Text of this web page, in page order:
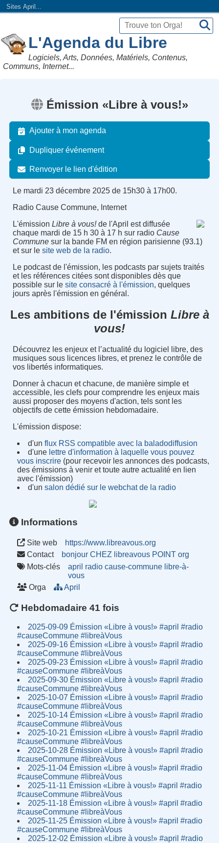
Sites April...
L'Agenda du Libre
Logiciels, Arts, Données, Matériels, Contenus,
Communs, Internet...
Émission «Libre à vous!»
Ajouter à mon agenda
Dupliquer événement
Renvoyer le lien d'édition
Le mardi 23 décembre 2025 de 15h30 à 17h00.
Radio Cause Commune, Internet
L'émission Libre à vous!de l'April est diffusée
chaque mardi de 15 h 30 à 17 h sur radio Cause
Communesur la bande FM en région parisienne (93.1)
et sur le site web de la radio.
Le podcast de l'émission, les podcasts par sujets traités
et les références citées sont disponibles dès que
possible sur le site consacré à l'émission, quelques
jours après l'émission en général.
Les ambitions de l'émission Libre à
vous!
Découvrez les enjeux et l’actualité du logiciel libre, des
musiques sous licences libres, et prenez le contrôle de
vos libertés informatiques.
Donner à chacun et chacune, de manière simple et
accessible, les clefs pour comprendre les enjeux mais
aussi proposer des moyens d'action, tels sont les
objectifs de cette émission hebdomadaire.
L'émission dispose:
d'unflux RSS compatible avec la baladodiffusion
d'une lettre d'information à laquelle vous pouvez
vous inscrire (pour recevoir les annonces des podcasts,
des émissions à venir et toute autre actualité en lien
avec l'émission)
d'unsalon dédié sur le webchat de la radio
Informations
Site web
https://www.libreavous.org
Contact
bonjour CHEZ libreavous POINT org
Mots-clés
april radio cause-commune libre-à-
vous
Orga
April
Hebdomadaire 41 fois
2025-09-09 Émission «Libre à vous!» #april #radio
#causeCommune #libreàVous
2025-09-16 Émission «Libre à vous!» #april #radio
#causeCommune #libreàVous
2025-09-23 Émission «Libre à vous!» #april #radio
#causeCommune #libreàVous
2025-09-30 Émission «Libre à vous!» #april #radio
#causeCommune #libreàVous
2025-10-07 Émission «Libre à vous!» #april #radio
#causeCommune #libreàVous
2025-10-14 Émission «Libre à vous!» #april #radio
#causeCommune #libreàVous
2025-10-21 Émission «Libre à vous!» #april #radio
#causeCommune #libreàVous
2025-10-28 Émission «Libre à vous!» #april #radio
#causeCommune #libreàVous
2025-11-04 Émission «Libre à vous!» #april #radio
#causeCommune #libreàVous
2025-11-11 Émission «Libre à vous!» #april #radio
#causeCommune #libreàVous
2025-11-18 Émission «Libre à vous!» #april #radio
#causeCommune #libreàVous
2025-11-25 Émission «Libre à vous!» #april #radio
#causeCommune #libreàVous
2025-12-02 Émission «Libre à vous!» #april #radio